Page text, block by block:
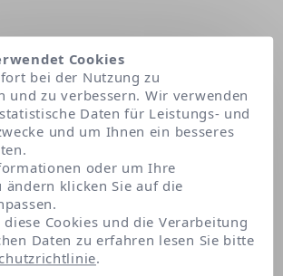
acid
Cookies
bei der Nutzung zu
und zu verbessern. Wir verwenden
Daten für Leistungs- und
und um Ihnen ein besseres
oder um Ihre
ändern klicken Sie auf die
Cookies und die Verarbeitung
Daten zu erfahren lesen Sie bitte
.